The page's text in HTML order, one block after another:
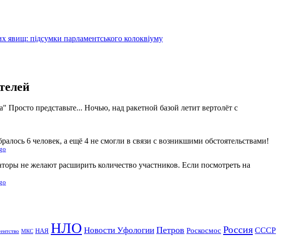
явищ: підсумки парламентського колоквіуму
Просто представьте... Ночью, над ракетной базой летит вертолёт с
6 человек, а ещё 4 не смогли в связи с возникшими обстоятельствами!
не желают расширить количество участников. Если посмотреть на
МКС НАЯ НЛО Новости Уфологии Петров Роскосмос Россия СССР